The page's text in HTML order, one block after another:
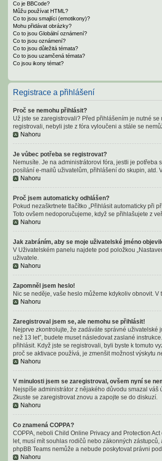
Co je BBCode?
Můžu používat HTML?
Co to jsou smajlíci (emotikony)?
Mohu přidávat obrázky?
Co to jsou Globální oznámení?
Co to jsou oznámení?
Co to jsou důležitá témata?
Co to jsou uzamčená témata?
Co jsou ikony témat?
Registrace a přihlášení
Proč se nemohu přihlásit?
Už jste se zaregistrovali? Před přihlášením je nutné
registrovali, nebyli jste z fóra vyloučeni a stále se
Nahoru
Je vůbec potřeba se registrovat?
Nemusíte. Je na administrátorovi fóra, jestli je potřeba
posílání e-mailů uživatelům, přihlášení do skupin, atd.
Nahoru
Proč jsem automaticky odhlášen?
Pokud nezaškrtnete tlačítko „Přihlásit automaticky při
Toto ovšem nedoporučujeme, když se přihlašujete z
Nahoru
Jak zabráním, aby se moje uživatelské jméno
V Uživatelském panelu najdete pod položkou
uživatele.
Nahoru
Zapomněl jsem heslo!
Nic se neděje, vaše heslo můžeme kdykoliv obnovit.
Nahoru
Zaregistroval jsem se, ale nemohu se přihlásit!
Nejprve zkontrolujte, že zadáváte správné
než 13 let”, budete muset následovat zaslané
přihlásit. Když jste se registrovali, byli byste k tomuto
proč se aktivace používá, je zmenšit možnost výskytu
Nahoru
V minulosti jsem se zaregistroval, ovšem nyní se
Nejspíše administrátor z nějakého důvodu smazal
Zkuste se zaregistrovat znovu a zapojte se do diskuzí.
Nahoru
Co znamená COPPA?
COPPA, neboli Child Online Privacy and Protection
let, musí mít souhlas rodičů nebo zákonných
phpBB Teams nemůže a nebude poskytovat právni
Nahoru